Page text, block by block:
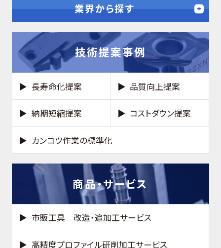
業界から探す
技術提案事例
長寿命化提案 品質向上提案
納期短縮提案 コストダウン提案
カンコツ作業の標準化
商品・サービス
市販工具 改造・追加工サービス
高精度プロファイル研削加工サービス